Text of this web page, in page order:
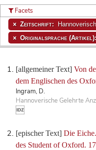
[allgemeiner Text] Von
dem Englischen des
Ingram, D.
Hannoverische Gelehrte
[epischer Text] Die
des Student of Oxford.
Facets
Zeitschrift:
Originalsprache (Artikel):